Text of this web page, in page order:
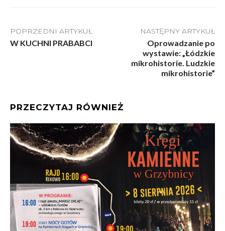
POPRZEDNI ARTYKUŁ
W KUCHNI PRABABCI
NASTĘPNY ARTYKUŁ
Oprowadzanie po
wystawie: „Łódzkie
mikrohistorie. Ludzkie
mikrohistorie”
PRZECZYTAJ RÓWNIEŻ